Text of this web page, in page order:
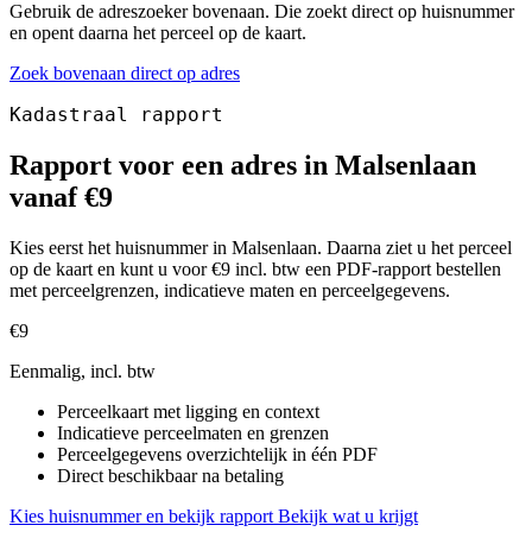
Gebruik de adreszoeker bovenaan. Die zoekt direct op huisnummer
en opent daarna het perceel op de kaart.
Zoek bovenaan direct op adres
Kadastraal rapport
Rapport voor een adres in Malsenlaan
vanaf €9
Kies eerst het huisnummer in Malsenlaan. Daarna ziet u het perceel
op de kaart en kunt u voor €9 incl. btw een PDF-rapport bestellen
met perceelgrenzen, indicatieve maten en perceelgegevens.
€9
Eenmalig, incl. btw
Perceelkaart met ligging en context
Indicatieve perceelmaten en grenzen
Perceelgegevens overzichtelijk in één PDF
Direct beschikbaar na betaling
Kies huisnummer en bekijk rapport Bekijk wat u krijgt